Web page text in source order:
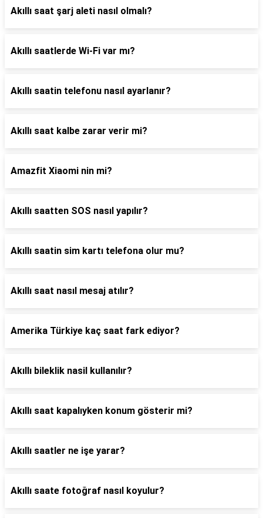
Akıllı saat şarj aleti nasıl olmalı?
Akıllı saatlerde Wi-Fi var mı?
Akıllı saatin telefonu nasıl ayarlanır?
Akıllı saat kalbe zarar verir mi?
Amazfit Xiaomi nin mi?
Akıllı saatten SOS nasıl yapılır?
Akıllı saatin sim kartı telefona olur mu?
Akıllı saat nasıl mesaj atılır?
Amerika Türkiye kaç saat fark ediyor?
Akıllı bileklik nasil kullanılır?
Akıllı saat kapalıyken konum gösterir mi?
Akıllı saatler ne işe yarar?
Akıllı saate fotoğraf nasıl koyulur?